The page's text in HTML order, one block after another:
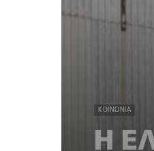
ΚΟΙΝΩΝΊΑ
Η